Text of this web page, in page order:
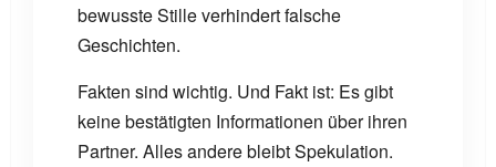
bewusste Stille verhindert falsche
Geschichten.
Fakten sind wichtig. Und Fakt ist: Es gibt
keine bestätigten Informationen über ihren
Partner. Alles andere bleibt Spekulation.